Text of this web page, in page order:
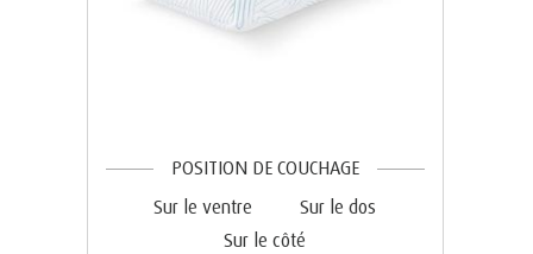
POSITION DE COUCHAGE
Sur le ventre
Sur le dos
Sur le côté